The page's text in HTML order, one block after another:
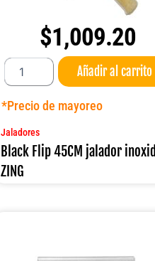
$1,009.20
Black
45CM
jalador
ZING
cantidad
Añadir al carrito
*Precio de mayoreo
Jaladores
Black Flip 45CM jalador
ZING